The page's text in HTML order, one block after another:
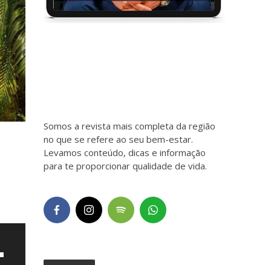
Somos a revista mais completa da região
no que se refere ao seu bem-estar.
Levamos conteúdo, dicas e informação
para te proporcionar qualidade de vida.